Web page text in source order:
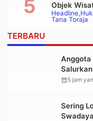
Headline
Tana Toraja
Objek
Polisi
TERBARU
Anggota
calendar_month5 jam
Sering